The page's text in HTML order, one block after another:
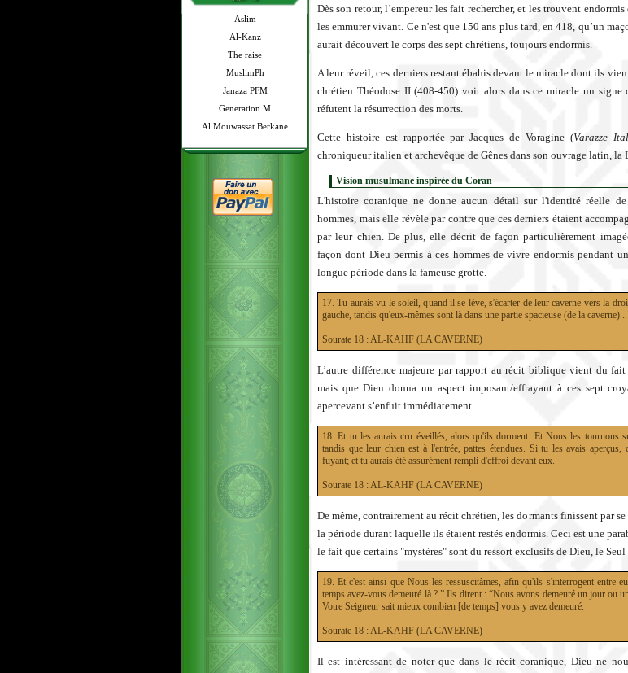
Aslim
Al-Kanz
The raise
MuslimPh
Janaza PFM
Generation M
Al Mouwassat Berkane
Dès son retour, l’empereur les fait rechercher, et les trouvent
les emmurer vivant. Ce n'est que 150 ans plus tard, en 418, qu’un
aurait découvert le corps des sept chrétiens, toujours endormis.
A leur réveil, ces derniers restant ébahis devant le miracle dont ils
chrétien Théodose II (408-450) voit alors dans ce miracle un signe
réfutent la résurrection des morts.
Cette histoire est rapportée par Jacques de Voragine (Varazze
chroniqueur italien et archevêque de Gênes dans son ouvrage latin, la
Vision musulmane inspirée du Coran
L'histoire coranique ne donne aucun détail sur l'identité réelle de
hommes, mais elle révèle par contre que ces derniers étaient
par leur chien. De plus, elle décrit de façon particulièrement
façon dont Dieu permis à ces hommes de vivre endormis pendant
longue période dans la fameuse grotte.
17. Tu aurais vu le soleil, quand il se lève, s'écarter de leur caverne vers la
gauche, tandis qu'eux-mêmes sont là dans une partie spacieuse (de la caverne)...
Sourate 18 : AL-KAHF (LA CAVERNE)
L’autre différence majeure par rapport au récit biblique vient du
mais que Dieu donna un aspect imposant/effrayant à ces sept
apercevant s’enfuit immédiatement.
18. Et tu les aurais cru éveillés, alors qu'ils dorment. Et Nous les tournons
tandis que leur chien est à l'entrée, pattes étendues. Si tu les avais
fuyant; et tu aurais été assurément rempli d'effroi devant eux.
Sourate 18 : AL-KAHF (LA CAVERNE)
De même, contrairement au récit chrétien, les dormants finissent par
la période durant laquelle ils étaient restés endormis. Ceci est une
le fait que certains "mystères" sont du ressort exclusifs de Dieu, le Seul
19. Et c'est ainsi que Nous les ressuscitâmes, afin qu'ils s'interrogent entre
temps avez-vous demeuré là ? ” Ils dirent : “Nous avons demeuré un jour ou
Votre Seigneur sait mieux combien [de temps] vous y avez demeuré.
Sourate 18 : AL-KAHF (LA CAVERNE)
Il est intéressant de noter que dans le récit coranique, Dieu ne